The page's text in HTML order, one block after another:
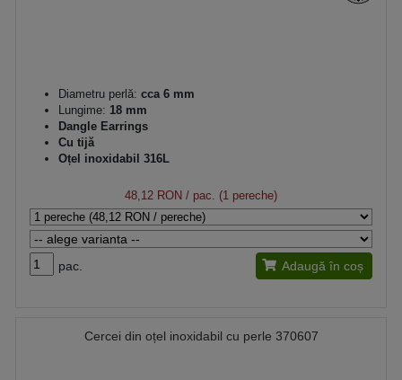
Diametru perlă: cca 6 mm
Lungime: 18 mm
Dangle Earrings
Cu tijă
Oțel inoxidabil 316L
48,12 RON / pac. (1 pereche)
pac. Adaugă în coș
Cercei din oțel inoxidabil cu perle 370607